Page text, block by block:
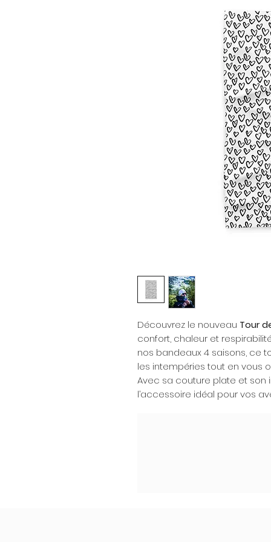
Découvrez le nouveau Tour
confort, chaleur et
nos bandeaux 4 saisons, ce
les intempéries tout en vous
Avec sa couture plate et son
l’accessoire idéal pour vos